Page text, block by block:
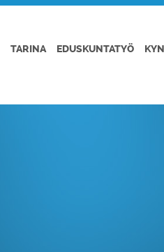
TARINA EDUSKUNTATYÖ